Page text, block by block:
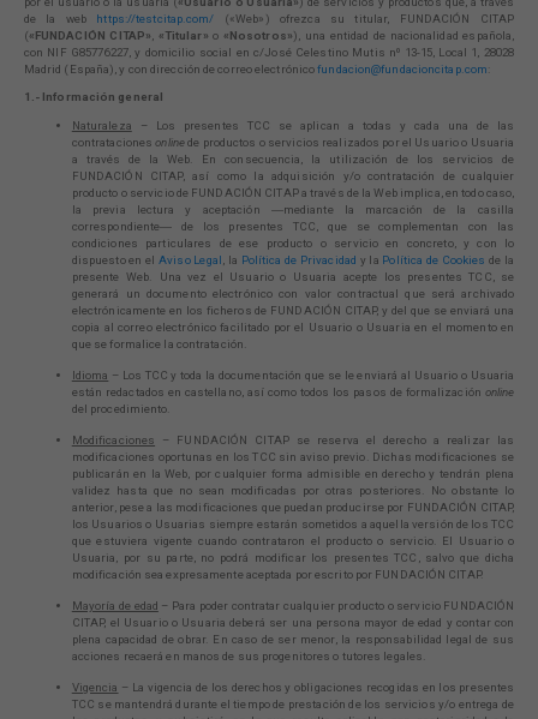
de la web https://testcitap.com/ («Web») ofrezca su titular, FUNDACIÓN CITAP
(«FUNDACIÓN CITAP» «Titular» o «Nosotros»), una entidad de nacionalidad española,
con NIF G85776227, y domicilio social en c/José Celestino Mutis nº 13-15, Local 1, 28028
Madrid (España), y con dirección de correo electrónicofundacion@fundacioncitap.com
1.- Información general
Naturaleza – Los presentes TCC se aplican a todas y cada una de las
contratacionesonlinede productos o servicios realizados por el Usuario o Usuaria
a través de la Web. En consecuencia, la utilización de los servicios de
FUNDACIÓN CITAP, así como la adquisición y/o contratación de cualquier
producto o servicio de FUNDACIÓN CITAP a través de la Web implica, en todo caso,
la previa lectura y aceptación ―mediante la marcación de la casilla
correspondiente― de los presentes TCC, que se complementan con las
condiciones particulares de ese producto o servicio en concreto, y con lo
dispuesto en el Aviso Legal , la Política de Privacidad y la Política de Cookies de la
presente Web. Una vez el Usuario o Usuaria acepte los presentes TCC, se
generará un documento electrónico con valor contractual que será archivado
electrónicamente en los ficheros de FUNDACIÓN CITAP, y del que se enviará una
copia al correo electrónico facilitado por el Usuario o Usuaria en el momento en
que se formalice la contratación.
Idioma – Los TCC y toda la documentación que se le enviará al Usuario o Usuaria
están redactados en castellano, así como todos los pasos de formalización online
del procedimiento.
Modificaciones
– FUNDACIÓN CITAP se reserva el derecho a realizar las
modificaciones oportunas en los TCC sin aviso previo. Dichas modificaciones se
publicarán en la Web, por cualquier forma admisible en derecho y tendrán plena
validez hasta que no sean modificadas por otras posteriores. No obstante lo
anterior, pese a las modificaciones que puedan producirse por FUNDACIÓN CITAP,
los Usuarios o Usuarias siempre estarán sometidos a aquella versión de los TCC
que estuviera vigente cuando contrataron el producto o servicio. El Usuario o
Usuaria, por su parte, no podrá modificar los presentes TCC, salvo que dicha
modificación sea expresamente aceptada por escrito por FUNDACIÓN CITAP.
Mayoría de edad – Para poder contratar cualquier producto o servicio FUNDACIÓN
CITAP, el Usuario o Usuaria deberá ser una persona mayor de edad y contar con
plena capacidad de obrar. En caso de ser menor, la responsabilidad legal de sus
acciones recaerá en manos de sus progenitores o tutores legales.
Vigencia – La vigencia de los derechos y obligaciones recogidas en los presentes
TCC se mantendrá durante el tiempo de prestación de los servicios y/o entrega de